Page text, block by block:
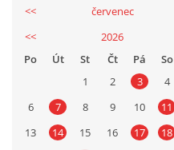
<< červenec
<<
2026
Po
Út St Čt Pá So
1
2 3 4
6
7 8 9 10 11
13
14 15 16 17 18